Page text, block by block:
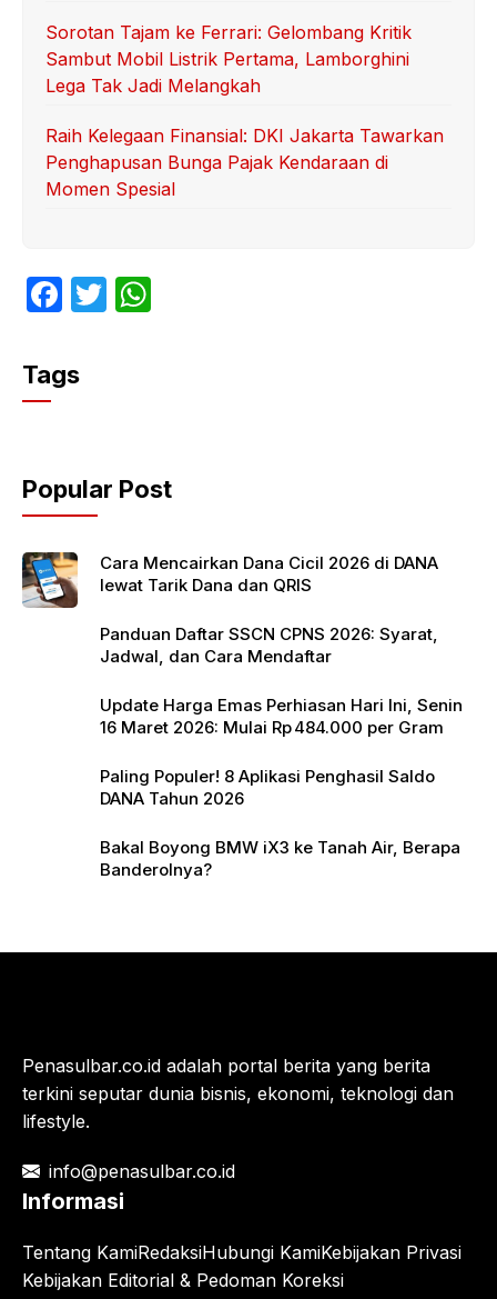
Sorotan Tajam ke Ferrari: Gelombang Kritik
Sambut Mobil Listrik Pertama, Lamborghini
Lega Tak Jadi Melangkah
Raih Kelegaan Finansial: DKI Jakarta Tawarkan
Penghapusan Bunga Pajak Kendaraan di
Momen Spesial
F
c
e
o
o
k
T
p
p
Tags
Popular Post
Cara Mencairkan Dana Cicil 2026 di DANA
lewat Tarik Dana dan QRIS
Panduan Daftar SSCN CPNS 2026: Syarat,
Jadwal, dan Cara Mendaftar
Update Harga Emas Perhiasan Hari Ini, Senin
16 Maret 2026: Mulai Rp 484.000 per Gram
Paling Populer! 8 Aplikasi Penghasil Saldo
DANA Tahun 2026
Bakal Boyong BMW iX3 ke Tanah Air, Berapa
Banderolnya?
Penasulbar.co.id adalah portal berita yang berita
terkini seputar dunia bisnis, ekonomi, teknologi dan
lifestyle.
info@penasulbar.co.id
Informasi
Tentang KamiRedaksiHubungi KamiKebijakan Privasi
Kebijakan Editorial & Pedoman Koreksi